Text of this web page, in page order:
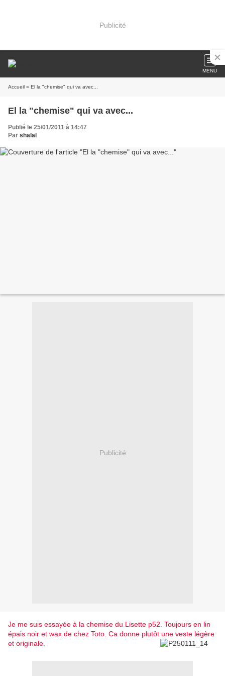
Publicité
MENU
Accueil » El la "chemise" qui va avec...
El la "chemise" qui va avec...
Publié le 25/01/2011 à 14:47
Par shalal
Publicité
Je me suis essayée à la chemise du Lisette p52. Toujours en lin
épais noir et wax de chez Toto. Ca donne plutôt une veste légère
et originale.